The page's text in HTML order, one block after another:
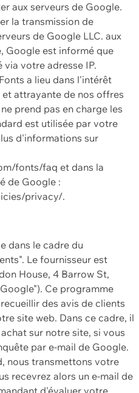
aux serveurs de Google.
la transmission de
de Google LLC. aux
Google est informé que
votre adresse IP.
a lieu dans l'intérêt
attrayante de nos offres
prend pas en charge les
est utilisée par votre
d'informations sur
fonts/faq et dans la
de Google :
privacy/.
dans le cadre du
Le fournisseur est
House, 4 Barrow St,
Ce programme
des avis de clients
site web. Dans ce cadre, il
sur notre site, si vous
par e-mail de Google.
nous transmettons votre
recevrez alors un e-mail de